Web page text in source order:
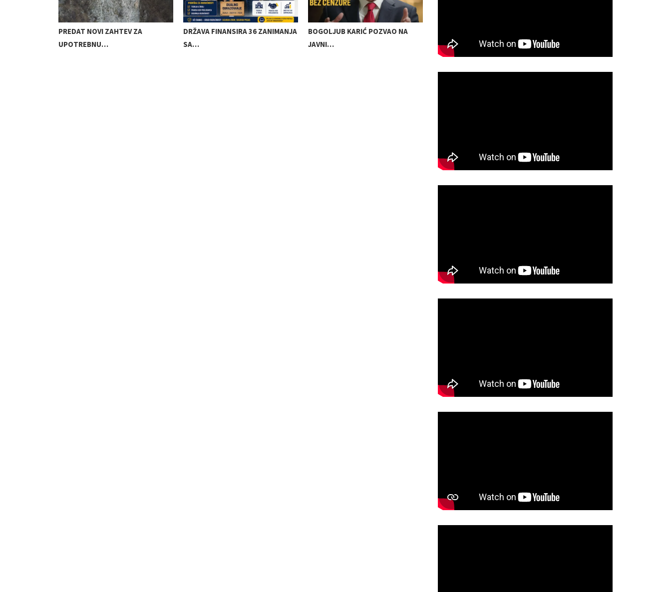
PREDAT NOVI ZAHTEV ZA
UPOTREBNU…
DRŽAVA FINANSIRA 36 ZANIMANJA
SA…
BOGOLJUB KARIĆ POZVAO NA
JAVNI…
SAOBRAĆAJNE POLICIJE:U…